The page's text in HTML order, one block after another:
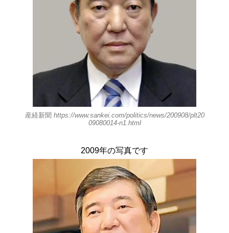
産経新聞 https://www.sankei.com/politics/news/200908/plt20
09080014-n1.html
2009年の写真です